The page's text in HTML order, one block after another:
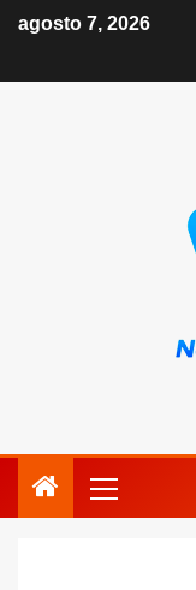
agosto 7, 2026